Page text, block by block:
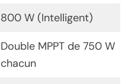
800 W (Intelligent)
Double MPPT de 750 W
chacun